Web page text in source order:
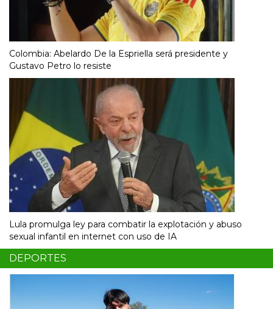
Colombia: Abelardo De la Espriella será presidente y
Gustavo Petro lo resiste
Lula promulga ley para combatir la explotación y abuso
sexual infantil en internet con uso de IA
DEPORTES